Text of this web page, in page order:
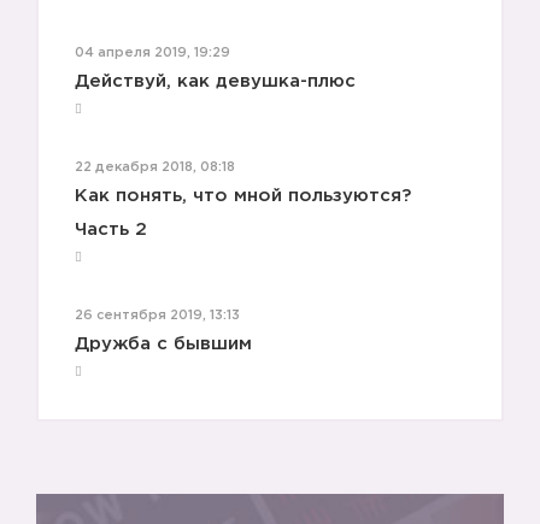
04 апреля 2019, 19:29
Действуй, как девушка-плюс
22 декабря 2018, 08:18
Как понять, что мной пользуются?
Часть 2
26 сентября 2019, 13:13
Дружба с бывшим